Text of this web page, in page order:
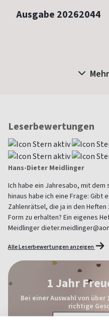
Ausgabe 20262044
Leserbewertungen
Hans-Dieter Meidlinger
Ich habe ein Jahresabo, mit
hinaus habe ich eine Frage: Gibt
Zahlenrätsel, die ja in den
Form zu erhalten? Ein eigenes
Meidlinger
Alle Leserbewertungen anzeigen
1 Jahr
Bei einer Auswahl von über
richtige